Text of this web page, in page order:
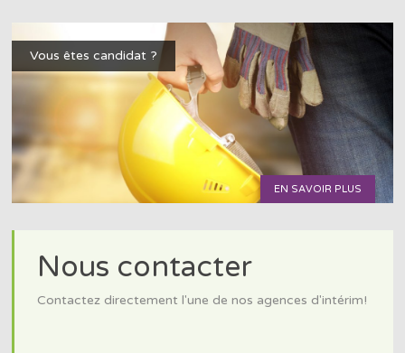
Vous êtes candidat ?
EN SAVOIR PLUS
Nous contacter
Contactez directement l'une de nos agences d'intérim!